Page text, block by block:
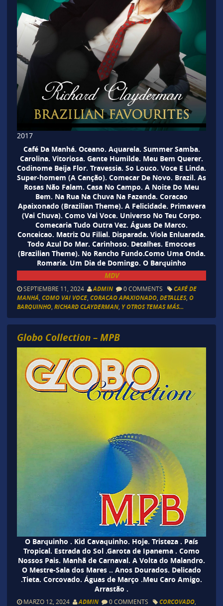
2017
Café Da Manhá. Oceano. Aquarela. Summer Samba.
Carolina. Vitoriosa. Gente Humilde. Meu Bem Querer.
Codinome Beija Flor. Travessia. So Louco. Voce E Linda.
Super-homem (A Canção). Comecar De Novo. Brazil. As
Rosas Não Falam. Casa No Campo. A Noite Do Meu
Bem. Na Rua Na Chuva Na Fazenda. Coracao
Apaixonado (Brazilian Theme). A Felicidade. Primavera
(Vai Chuva). Como Vai Voce. Universo No Teu Corpo.
Comecaria Tudo Outra Vez. Águas De Marco.
Conceicao. Matriz Ou Filial. Disparada. Viola Enluarada.
Todo Azul Do Mar. Carinhoso. Detalhes. Emocoes
(Brazilian Theme). No Rancho Fundo.Como Uma Onda.
Romaria. Um Dia de Domingo. O Barquinho
MDV
SEPTIEMBRE 11, 2024 ADMIN 0 COMMENTS
CAFÉ DE
MANHÁ, COMO VAI VOCE, CORACAO APAXIONADO, DETALLES, O
BARQUINHO, RICHARD CLAYDERMAN, Y OTROS TEMAS MÁS...
Globo Collection – MPB
O Barquinho . Kid Cavaquinho. Hoje. Tristeza . País
Tropical. Estrada do Sol .Garota de Ipanema . Como
Nossos Pais. Manhã de Carnaval. A Volta do Malandro.
O Mestre-Sala dos Mares .. Anos Dourados. Delicado
.Tieta. Corcovado. Águas de Março .Meu Caro Amigo.
Arrastão .
MARZO 12, 2024 ADMIN 0 COMMENTS CORCOVADO,